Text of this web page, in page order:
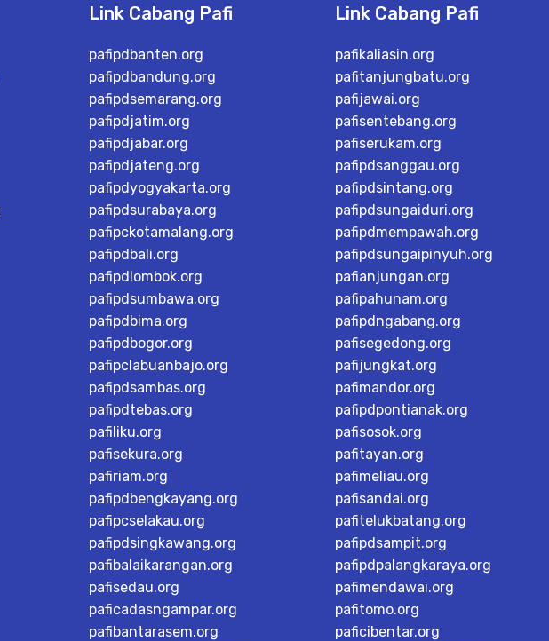
Link Cabang Pafi
pafipdbanten.org
pafipdbandung.org
pafipdsemarang.org
pafipdjatim.org
pafipdjabar.org
pafipdjateng.org
pafipdyogyakarta.org
pafipdsurabaya.org
pafipckotamalang.org
pafipdbali.org
pafipdlombok.org
pafipdsumbawa.org
pafipdbima.org
pafipdbogor.org
pafipclabuanbajo.org
pafipdsambas.org
pafipdtebas.org
pafiliku.org
pafisekura.org
pafiriam.org
pafipdbengkayang.org
pafipcselakau.org
pafipdsingkawang.org
pafibalaikarangan.org
pafisedau.org
paficadasngampar.org
pafibantarasem.org
Link Cabang Pafi
pafikaliasin.org
pafitanjungbatu.org
pafijawai.org
pafisentebang.org
pafiserukam.org
pafipdsanggau.org
pafipdsintang.org
pafipdsungaiduri.org
pafipdmempawah.org
pafipdsungaipinyuh.org
pafianjungan.org
pafipahunam.org
pafipdngabang.org
pafisegedong.org
pafijungkat.org
pafimandor.org
pafipdpontianak.org
pafisosok.org
pafitayan.org
pafimeliau.org
pafisandai.org
pafitelukbatang.org
pafipdsampit.org
pafipdpalangkaraya.org
pafimendawai.org
pafitomo.org
paficibentar.org